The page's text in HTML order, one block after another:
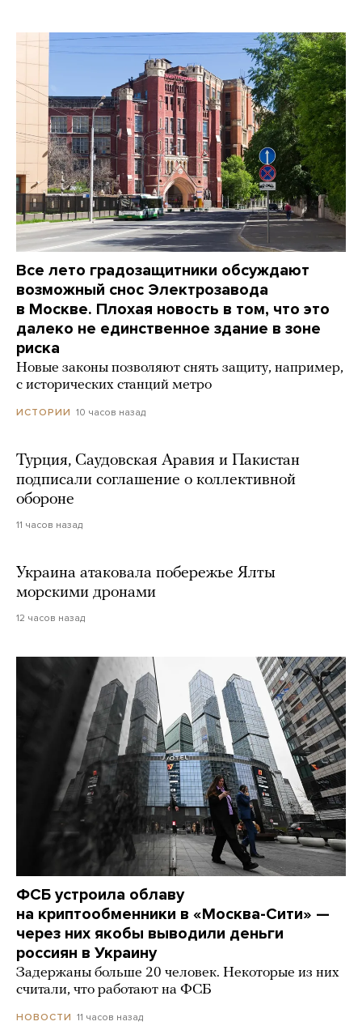
Все лето градозащитники обсуждают
возможный снос Электрозавода
в Москве. Плохая новость в том, что это
далеко не единственное здание в зоне
риска
Новые законы позволяют снять защиту, например,
с исторических станций метро
ИСТОРИИ 10 часов назад
Турция, Саудовская Аравия и Пакистан
подписали соглашение о коллективной
обороне
11 часов назад
Украина атаковала побережье Ялты
морскими дронами
12 часов назад
ФСБ устроила облаву
на криптообменники в «Москва-Сити» —
через них якобы выводили деньги
россиян в Украину
Задержаны больше 20 человек. Некоторые из них
считали, что работают на ФСБ
НОВОСТИ 11 часов назад